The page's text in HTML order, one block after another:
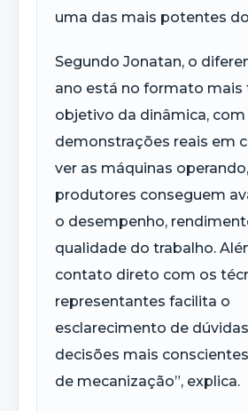
uma das mais potentes
Segundo Jonatan, o
ano está no formato mais
objetivo da dinâmica, com
demonstrações reais em
ver as máquinas
produtores conseguem
o desempenho,
qualidade do trabalho.
contato direto com os
representantes facilita o
esclarecimento de
decisões mais
de mecanização”, explica.